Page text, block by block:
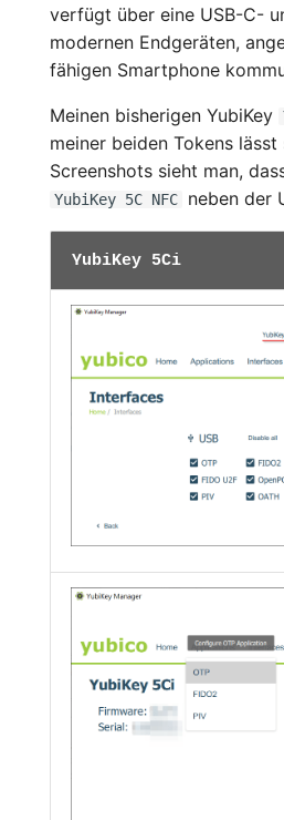
verfügt über eine USB-C-
modernen Endgeräten,
fähigen Smartphone
Meinen bisherigen YubiKey
meiner beiden Tokens
Screenshots sieht man,
YubiKey 5C NFC neben der
YubiKey 5Ci